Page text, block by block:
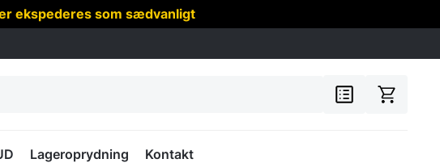
ekspederes som sædvanligt
Lageroprydning Kontakt